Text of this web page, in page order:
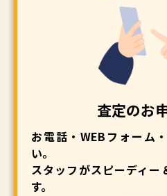
査定のお
お電話・WEBフォーム
い。
スタッフがスピーディー
す。